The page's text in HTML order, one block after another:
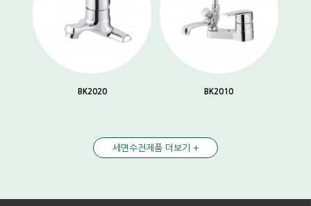
BK2020 BK2010
세면수전제품 더보기 +